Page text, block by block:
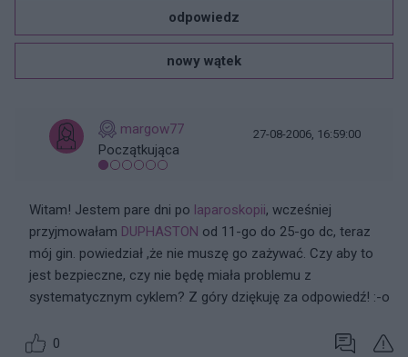
odpowiedz
nowy wątek
margow77
Początkująca
27-08-2006, 16:59:00
Witam! Jestem pare dni po laparoskopii, wcześniej
przyjmowałam DUPHASTON od 11-go do 25-go dc, teraz
mój gin. powiedział ,że nie muszę go zażywać. Czy aby to
jest bezpieczne, czy nie będę miała problemu z
systematycznym cyklem? Z góry dziękuję za odpowiedź! :-o
0